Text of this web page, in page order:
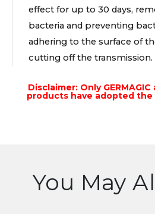
effect for up to 30 days,
bacteria and preventing
adhering to the surface of
cutting off the transmission.
Disclaimer: Only GERMAGIC
products have adopted the
You May